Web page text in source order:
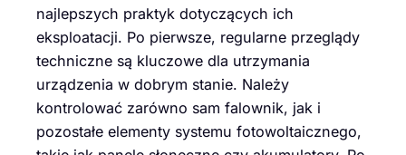
najlepszych praktyk dotyczących ich
eksploatacji. Po pierwsze, regularne przeglądy
techniczne są kluczowe dla utrzymania
urządzenia w dobrym stanie. Należy
kontrolować zarówno sam falownik, jak i
pozostałe elementy systemu fotowoltaicznego,